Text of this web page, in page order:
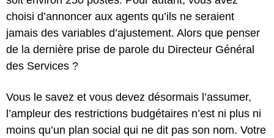
choisi d’annoncer aux agents qu’ils ne seraient
jamais des variables d’ajustement. Alors que penser
de la dernière prise de parole du Directeur Général
des Services ?
Vous le savez et vous devez désormais l’assumer,
l’ampleur des restrictions budgétaires n’est ni plus ni
moins qu’un plan social qui ne dit pas son nom. Votre